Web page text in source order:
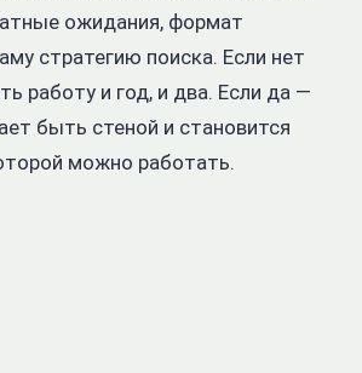
ожидания, формат
стратегию поиска. Если нет
работу и год, и два. Если да —
быть стеной и становится
можно работать.